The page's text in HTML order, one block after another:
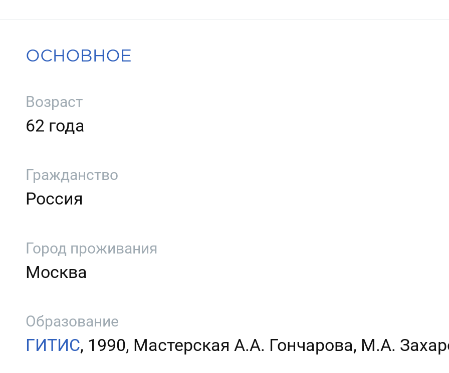
ОСНОВНОЕ
Возраст
62 года
Гражданство
Россия
Город проживания
Москва
Образование
ГИТИС, 1990, Мастерская А.А. Гончарова, М.А.